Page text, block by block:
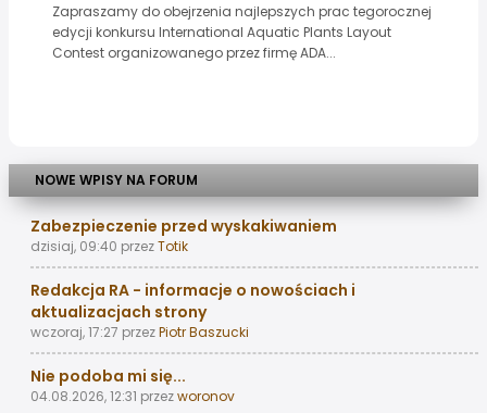
Zapraszamy do obejrzenia najlepszych prac tegorocznej
edycji konkursu International Aquatic Plants Layout
Contest organizowanego przez firmę ADA...
NOWE WPISY NA FORUM
Zabezpieczenie przed wyskakiwaniem
dzisiaj, 09:40 przezTotik
Redakcja RA - informacje o nowościach i
aktualizacjach strony
wczoraj, 17:27 przezPiotr Baszucki
Nie podoba mi się...
04.08.2026, 12:31 przezworonov